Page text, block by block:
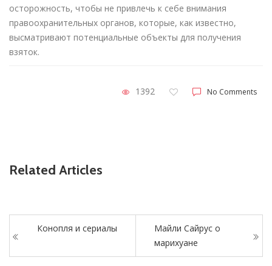
осторожность, чтобы не привлечь к себе внимания
правоохранительных органов, которые, как известно,
высматривают потенциальные объекты для получения
взяток.
1392 No Comments
Related Articles
Конопля и сериалы
Майли Сайрус о
марихуане